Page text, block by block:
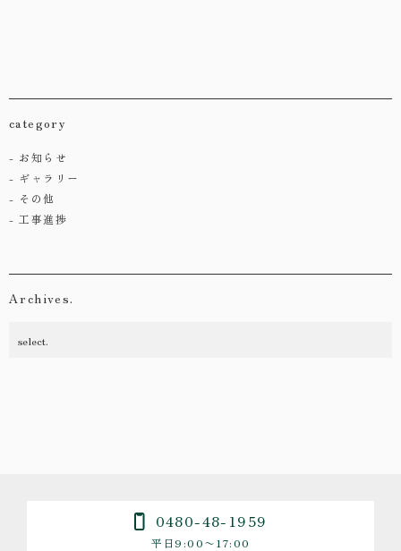
category
お知らせ
ギャラリー
その他
工事進捗
Archives.
0480-48-1959
平日9:00〜17:00